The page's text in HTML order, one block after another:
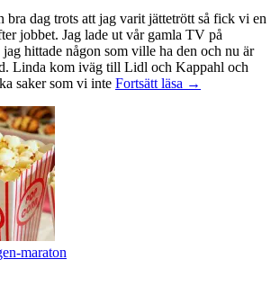
bra dag trots att jag varit jättetrött så fick vi en
jobbet. Jag lade ut vår gamla TV på
hittade någon som ville ha den och nu är
Linda kom iväg till Lidl och Kappahl och
saker som vi inte Fortsätt läsa Idag
→
maraton